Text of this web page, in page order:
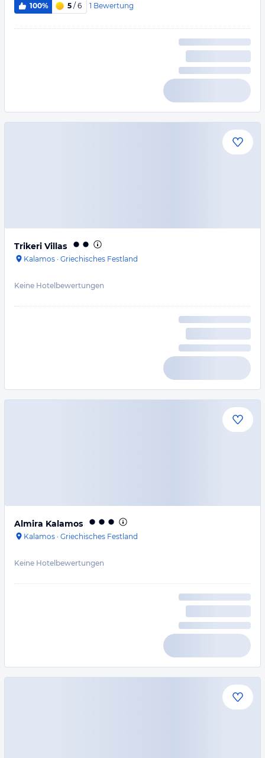
100% 5 / 6 1 Bewertung
Trikeri Villas
Kalamos · Griechisches Festland
Keine Hotelbewertungen
Almira Kalamos
Kalamos · Griechisches Festland
Keine Hotelbewertungen